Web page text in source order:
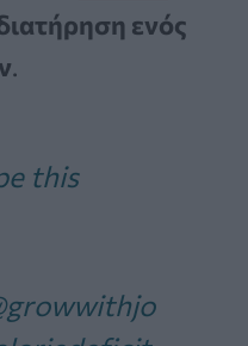
ενός
.
this